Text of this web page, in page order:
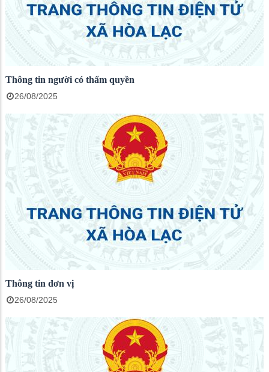
Thông tin người có thẩm quyền
26/08/2025
Thông tin đơn vị
26/08/2025